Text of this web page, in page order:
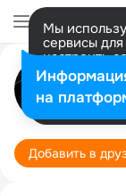
Мы
сервисы для
настроить
Разрешить
Добавить в
на